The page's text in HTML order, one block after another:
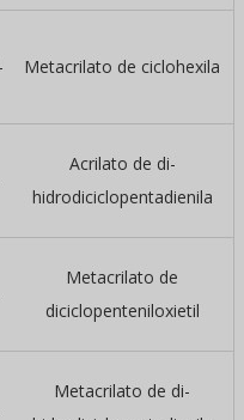
Metacrilato de ciclohexila
Acrilato de di-
hidrodiciclopentadienila
Metacrilato de
diciclopenteniloxietil
Metacrilato de di-